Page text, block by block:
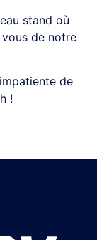
stand où
de notre
de
!